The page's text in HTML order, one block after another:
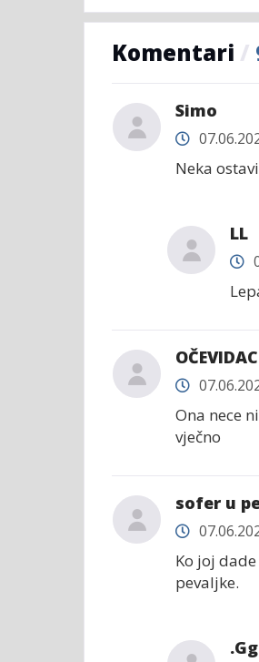
Komentari /
Simo
Neka
LL
Ona nece
vječno
sofer u
Ko joj
pevaljke.